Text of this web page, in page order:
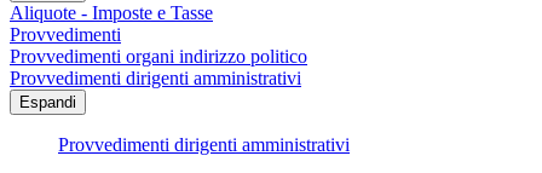
Aliquote - Imposte e Tasse
Provvedimenti
Provvedimenti organi indirizzo politico
Provvedimenti dirigenti amministrativi
Espandi
Provvedimenti dirigenti amministrativi